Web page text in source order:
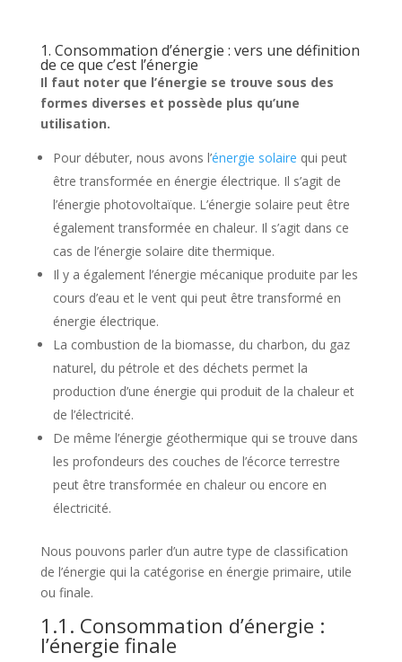
1. Consommation d’énergie : vers une définition
de ce que c’est l’énergie
Il faut noter que l’énergie se trouve sous des
formes diverses et possède plus qu’une
utilisation.
Pour débuter, nous avons l’énergie solaire qui peut
être transformée en énergie électrique. Il s’agit de
l’énergie photovoltaïque. L’énergie solaire peut être
également transformée en chaleur. Il s’agit dans ce
cas de l’énergie solaire dite thermique.
Il y a également l’énergie mécanique produite par les
cours d’eau et le vent qui peut être transformé en
énergie électrique.
La combustion de la biomasse, du charbon, du gaz
naturel, du pétrole et des déchets permet la
production d’une énergie qui produit de la chaleur et
de l’électricité.
De même l’énergie géothermique qui se trouve dans
les profondeurs des couches de l’écorce terrestre
peut être transformée en chaleur ou encore en
électricité.
Nous pouvons parler d’un autre type de classification
de l’énergie qui la catégorise en énergie primaire, utile
ou finale.
1.1. Consommation d’énergie :
l’énergie finale